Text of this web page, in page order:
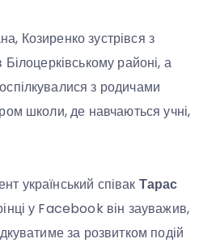
Козиренко зустрівся з
Білоцерківському районі, а
з родичами
школи, де навчаються учні,
український співак Тарас
у Facebook він зауважив,
за розвитком подій